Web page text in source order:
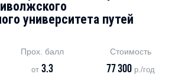
университета путей
Прох. балл
от3.3
Стоимость
77 300 р./год